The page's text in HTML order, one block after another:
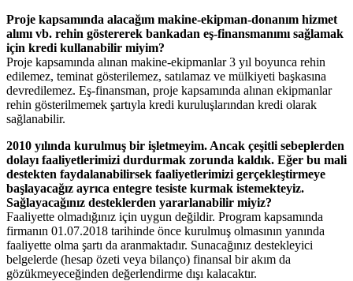
Proje kapsamında alacağım makine-ekipman-donanım hizmet
alımı vb. rehin göstererek bankadan eş-finansmanımı sağlamak
için kredi kullanabilir miyim?
Proje kapsamında alınan makine-ekipmanlar 3 yıl boyunca rehin
edilemez, teminat gösterilemez, satılamaz ve mülkiyeti başkasına
devredilemez. Eş-finansman, proje kapsamında alınan ekipmanlar
rehin gösterilmemek şartıyla kredi kuruluşlarından kredi olarak
sağlanabilir.
2010 yılında kurulmuş bir işletmeyim. Ancak çeşitli sebeplerden
dolayı faaliyetlerimizi durdurmak zorunda kaldık. Eğer bu mali
destekten faydalanabilirsek faaliyetlerimizi gerçekleştirmeye
başlayacağız ayrıca entegre tesiste kurmak istemekteyiz.
Sağlayacağınız desteklerden yararlanabilir miyiz?
Faaliyette olmadığınız için uygun değildir. Program kapsamında
firmanın 01.07.2018 tarihinde önce kurulmuş olmasının yanında
faaliyette olma şartı da aranmaktadır. Sunacağınız destekleyici
belgelerde (hesap özeti veya bilanço) finansal bir akım da
gözükmeyeceğinden değerlendirme dışı kalacaktır.